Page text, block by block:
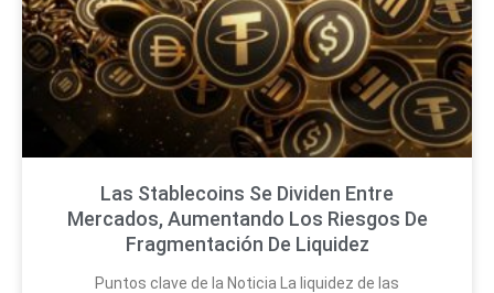
Las Stablecoins Se Dividen Entre
Mercados, Aumentando Los Riesgos De
Fragmentación De Liquidez
Puntos clave de la Noticia La liquidez de las